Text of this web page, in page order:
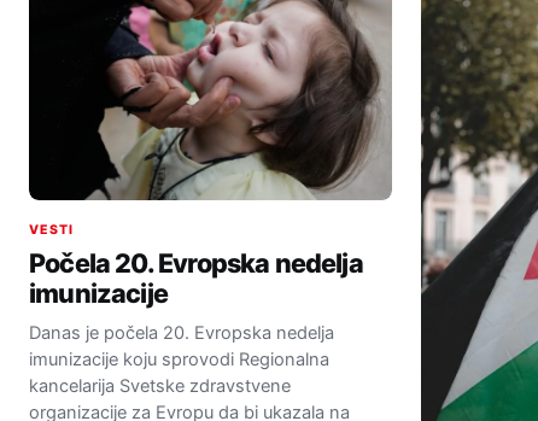
VESTI
Počela 20. Evropska nedelja
imunizacije
Danas je počela 20. Evropska nedelja
imunizacije koju sprovodi Regionalna
kancelarija Svetske zdravstvene
organizacije za Evropu da bi ukazala na